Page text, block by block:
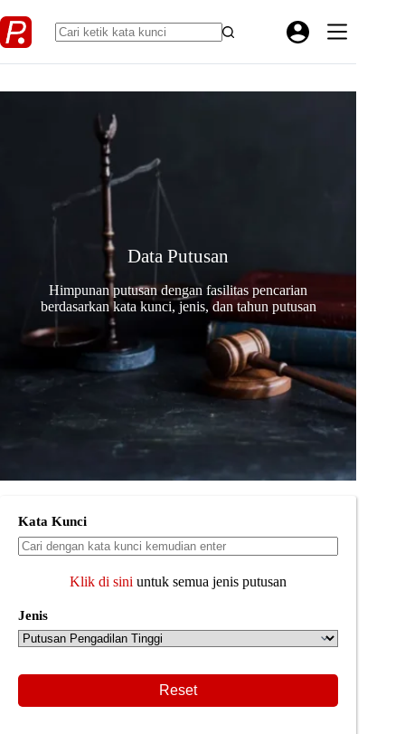
to
content
Data Putusan
Himpunan putusan dengan fasilitas pencarian
berdasarkan kata kunci, jenis, dan tahun putusan
Kata Kunci
Klik di sini untuk semua jenis putusan
Jenis